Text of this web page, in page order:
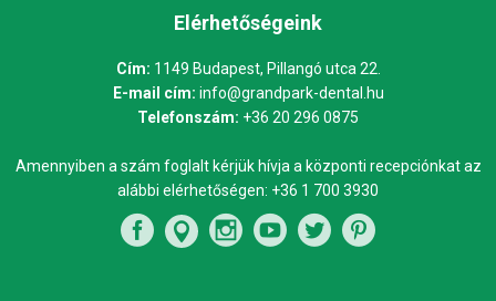
Elérhetőségeink
Cím: 1149 Budapest, Pillangó utca 22.
E-mail cím: info@grandpark-dental.hu
Telefonszám: +36 20 296 0875
Amennyiben a szám foglalt kérjük hívja a központi recepciónkat az
alábbi elérhetőségen: +36 1 700 3930